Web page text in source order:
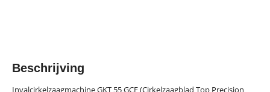
Beschrijving
Invalcirkelzaagmachine GKT 55 GCE (Cirkelzaagblad Top Precision